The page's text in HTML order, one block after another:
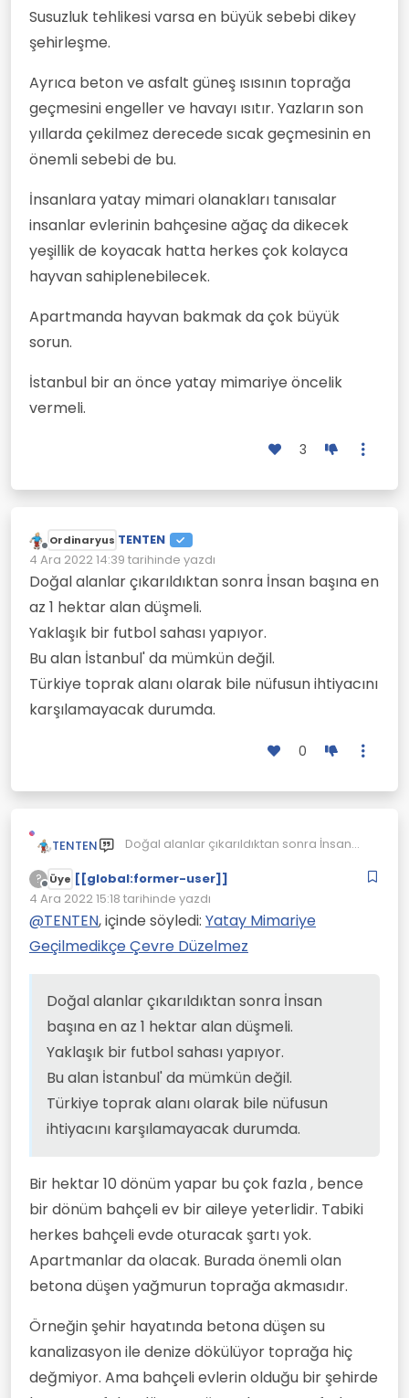
Susuzluk tehlikesi varsa en büyük sebebi dikey
şehirleşme.
Ayrıca beton ve asfalt güneş ısısının toprağa
geçmesini engeller ve havayı ısıtır. Yazların son
yıllarda çekilmez derecede sıcak geçmesinin en
önemli sebebi de bu.
İnsanlara yatay mimari olanakları tanısalar
insanlar evlerinin bahçesine ağaç da dikecek
yeşillik de koyacak hatta herkes çok kolayca
hayvan sahiplenebilecek.
Apartmanda hayvan bakmak da çok büyük
sorun.
İstanbul bir an önce yatay mimariye öncelik
vermeli.
3
Çevrimdışı
Ordinaryus TENTEN
4 Ara 2022 14:39 tarihinde yazdı
Son düzenleyen:
Doğal alanlar çıkarıldıktan sonra İnsan başına en
az 1 hektar alan düşmeli.
Yaklaşık bir futbol sahası yapıyor.
Bu alan İstanbul' da mümkün değil.
Türkiye toprak alanı olarak bile nüfusun ihtiyacını
karşılamayacak durumda.
0
TENTEN
Doğal alanlar çıkarıldıktan sonra İnsan
Yaklaşık bir futbol sahası yapıyor.
Bu alan İstanbul' da mümkün değil.
Türkiye toprak alanı olarak bile nüfusun
ihtiyacını karşılamayacak durumda.
?
Çevrimdışı
Üye [[global:former-user]]
4 Ara 2022 15:18 tarihinde yazdı
Son düzenleyen:
@TENTEN, içinde söyledi: Yatay Mimariye
Geçilmedikçe Çevre Düzelmez
Doğal alanlar çıkarıldıktan sonra İnsan
başına en az 1 hektar alan düşmeli.
Yaklaşık bir futbol sahası yapıyor.
Bu alan İstanbul' da mümkün değil.
Türkiye toprak alanı olarak bile nüfusun
ihtiyacını karşılamayacak durumda.
Bir hektar 10 dönüm yapar bu çok fazla , bence
bir dönüm bahçeli ev bir aileye yeterlidir. Tabiki
herkes bahçeli evde oturacak şartı yok.
Apartmanlar da olacak. Burada önemli olan
betona düşen yağmurun toprağa akmasıdır.
Örneğin şehir hayatında betona düşen su
kanalizasyon ile denize dökülüyor toprağa hiç
değmiyor. Ama bahçeli evlerin olduğu bir şehirde